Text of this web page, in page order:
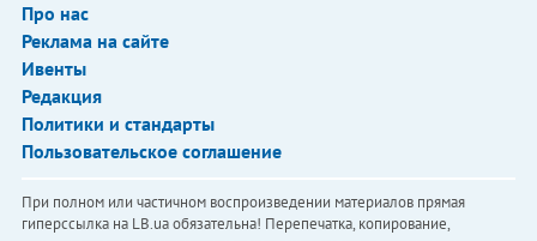
Про нас
Реклама на сайте
Ивенты
Редакция
Политики и стандарты
Пользовательское соглашение
При полном или частичном воспроизведении материалов прямая
гиперссылка на LB.ua обязательна! Перепечатка, копирование,